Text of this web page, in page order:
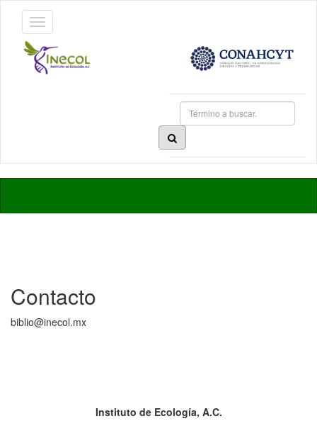
Contacto
biblio@inecol.mx
Instituto de Ecología, A.C.